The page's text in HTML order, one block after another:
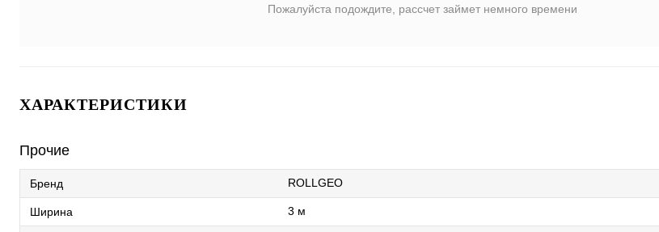
Пожалуйста подождите, рассчет займет немного времени
ХАРАКТЕРИСТИКИ
Прочие
Бренд ROLLGEO
Ширина 3 м